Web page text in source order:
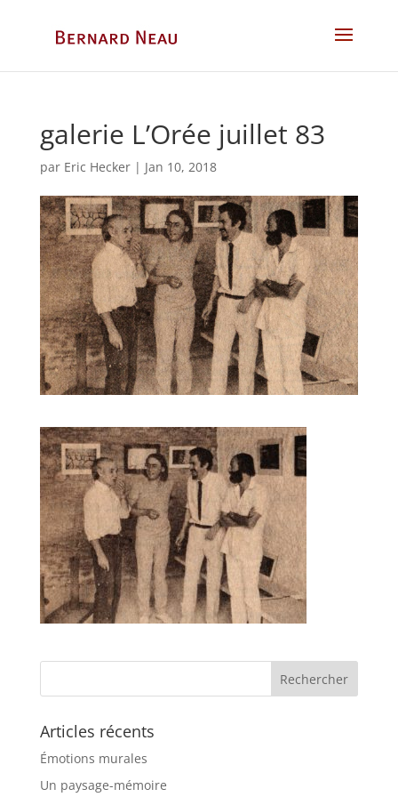
galerie L’Orée juillet 83
par Eric Hecker| Jan 10, 2018
Articles récents
Émotions murales
Un paysage-mémoire